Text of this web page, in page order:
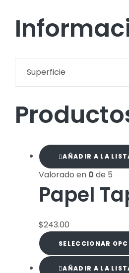
Superficie
AÑADIR A LA
Valorado en 0 de 5
Papel
$243.00
SELECCIONAR
AÑADIR A LA